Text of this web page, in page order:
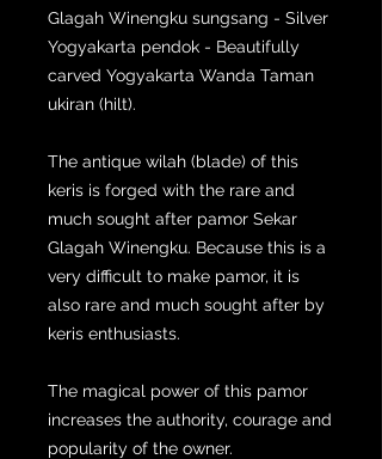
Glagah Winengku sungsang - Silver
Yogyakarta pendok - Beautifully
carved Yogyakarta Wanda Taman
ukiran (hilt).
The antique wilah (blade) of this
keris is forged with the rare and
much sought after pamor Sekar
Glagah Winengku. Because this is a
very difficult to make pamor, it is
also rare and much sought after by
keris enthusiasts.
The magical power of this pamor
increases the authority, courage and
popularity of the owner.